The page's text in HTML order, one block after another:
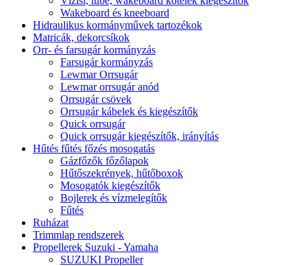
Wakeboard és kneeboard
Hidraulikus kormányművek tartozékok
Matricák, dekorcsíkok
Orr- és farsugár kormányzás
Farsugár kormányzás
Lewmar Orrsugár
Lewmar orrsugár anód
Orrsugár csövek
Orrsugár kábelek és kiegészítők
Quick orrsugár
Quick orrsugár kiegészítők, irányítás
Hűtés fűtés főzés mosogatás
Gázfőzők főzőlapok
Hűtőszekrények, hűtőboxok
Mosogatók kiegészítők
Bojlerek és vízmelegítők
Fűtés
Ruházat
Trimmlap rendszerek
Propellerek Suzuki - Yamaha
SUZUKI Propeller